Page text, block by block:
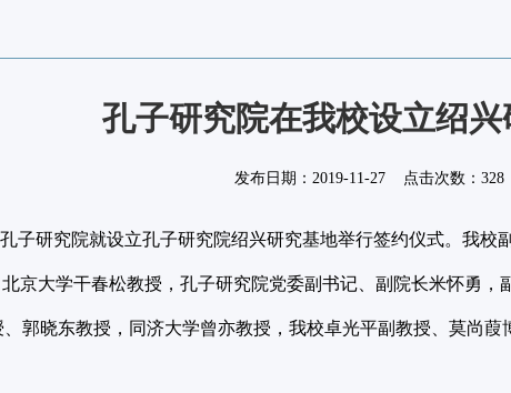
孔子研究院在我校设立绍
发布日期： 2019-11-27 点击次数： 328
研究院就设立孔子研究院绍兴研究基地举行签约仪式。我校
京大学干春松教授，孔子研究院党委副书记、副院长米怀勇
郭晓东教授，同济大学曾亦教授，我校卓光平副教授、莫尚